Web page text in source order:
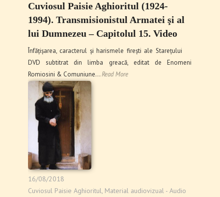
Cuviosul Paisie Aghioritul (1924-
1994). Transmisionistul Armatei şi al
lui Dumnezeu – Capitolul 15. Video
Înfățișarea, caracterul și harismele firești ale Starețului
DVD subtitrat din limba greacă, editat de Enomeni
Romiosini & Comuniune…Read More
16/08/2018
Cuviosul Paisie Aghioritul, Material audiovizual - Audio